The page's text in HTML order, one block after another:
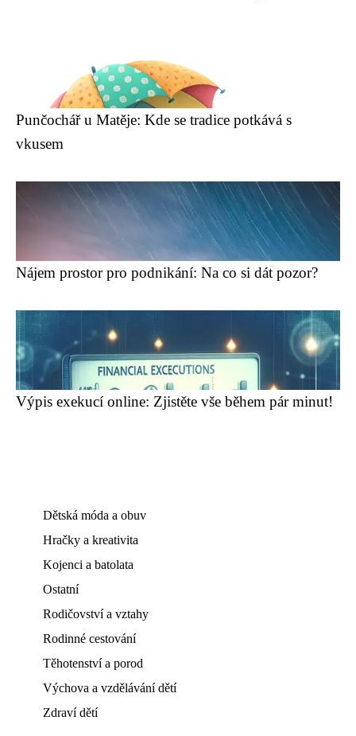
Punčochář u Matěje: Kde se tradice potkává s
vkusem
Nájem prostor pro podnikání: Na co si dát pozor?
Výpis exekucí online: Zjistěte vše během pár minut!
Dětská móda a obuv
Hračky a kreativita
Kojenci a batolata
Ostatní
Rodičovství a vztahy
Rodinné cestování
Těhotenství a porod
Výchova a vzdělávání dětí
Zdraví dětí